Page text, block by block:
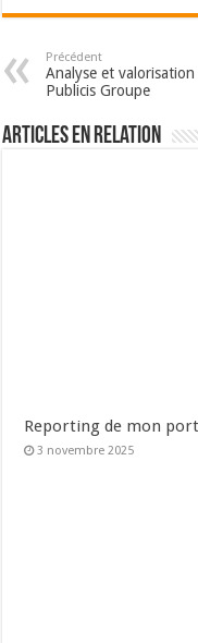
Précédent
Analyse et valorisation
Publicis Groupe
Articles en relation
Reporting de mon
3 novembre 2025